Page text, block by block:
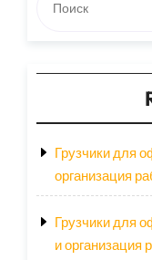
Грузчики для
организация
Грузчики для
и организация